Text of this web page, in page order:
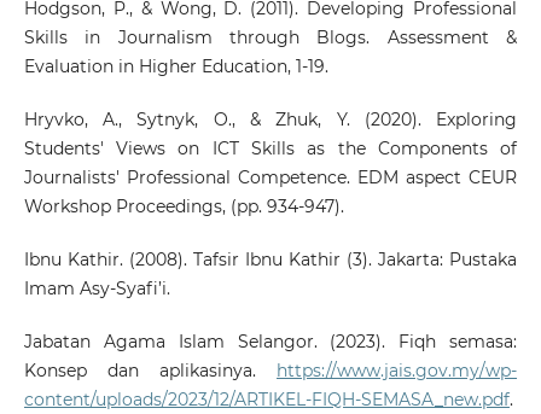
Hodgson, P., & Wong, D. (2011). Developing Professional
Skills in Journalism through Blogs. Assessment &
Evaluation in Higher Education, 1-19.
Hryvko, A., Sytnyk, O., & Zhuk, Y. (2020). Exploring
Students' Views on ICT Skills as the Components of
Journalists' Professional Competence. EDM aspect CEUR
Workshop Proceedings, (pp. 934-947).
Ibnu Kathir. (2008). Tafsir Ibnu Kathir (3). Jakarta: Pustaka
Imam Asy-Syafi’i.
Jabatan Agama Islam Selangor. (2023). Fiqh semasa:
Konsep dan aplikasinya. https://www.jais.gov.my/wp-
content/uploads/2023/12/ARTIKEL-FIQH-SEMASA_new.pdf.